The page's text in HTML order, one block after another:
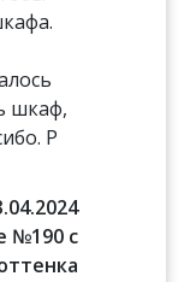
шкаф,
Р
№190 с